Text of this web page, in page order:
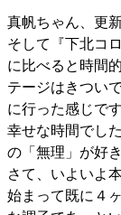
真帆ちゃん、更
そして『下北コ
に比べると時間
テージはきつい
に行った感じで
幸せな時間でし
の「無理」が好
さて、いよいよ
始まって既に４